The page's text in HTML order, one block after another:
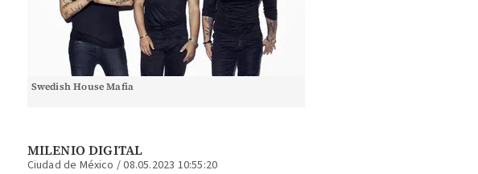
Swedish House Mafia
MILENIO DIGITAL
Ciudad de México /08.05.2023 10:55:20